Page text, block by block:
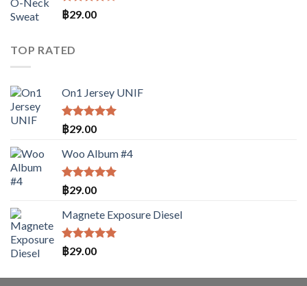
คะแนน
ให้
คะแนน
ตั้งแต่ 1-
5
฿29.00
TOP RATED
On1 Jersey UNIF
ให้คะแนน
5.00
1-5
คะแนน
฿29.00
Woo Album #4
ให้คะแนน
5.00
1-5
คะแนน
฿29.00
Magnete Exposure Diesel
ให้คะแนน
5.00
฿29.00